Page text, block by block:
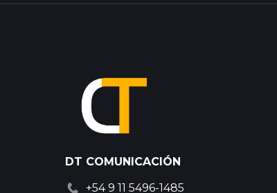
DT COMUNICACIÓN
+54 9 11 5496-1485